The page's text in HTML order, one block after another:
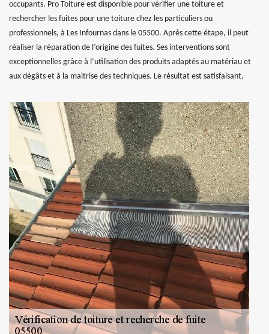
occupants. Pro Toiture est disponible pour vérifier une toiture et
rechercher les fuites pour une toiture chez les particuliers ou
professionnels, à Les Infournas dans le 05500. Après cette étape, il peut
réaliser la réparation de l’origine des fuites. Ses interventions sont
exceptionnelles grâce à l’utilisation des produits adaptés au matériau et
aux dégâts et à la maitrise des techniques. Le résultat est satisfaisant.